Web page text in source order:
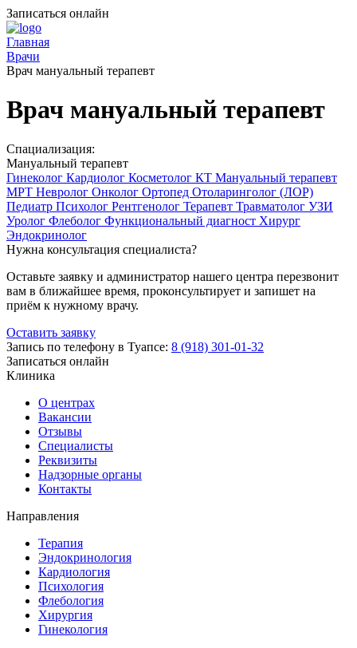
Записаться онлайн
Главная
Врачи
Врач мануальный терапевт
Врач мануальный терапевт
Спациализация:
Мануальный терапевт
Гинеколог Кардиолог Косметолог КТ Мануальный терапевт
МРТ Невролог Онколог Ортопед Отоларинголог (ЛОР)
Педиатр Психолог Рентгенолог Терапевт Травматолог УЗИ
Уролог Флеболог Функциональный диагност Хирург
Эндокринолог
Нужна консультация специалиста?
Оставьте заявку и администратор нашего центра перезвонит
вам в ближайшее время, проконсультирует и запишет на
приём к нужному врачу.
Оставить заявку
Запись по телефону в Туапсе: 8 (918) 301-01-32
Записаться онлайн
Клиника
О центрах
Вакансии
Отзывы
Специалисты
Реквизиты
Надзорные органы
Контакты
Направления
Терапия
Эндокринология
Кардиология
Психология
Флебология
Хирургия
Гинекология